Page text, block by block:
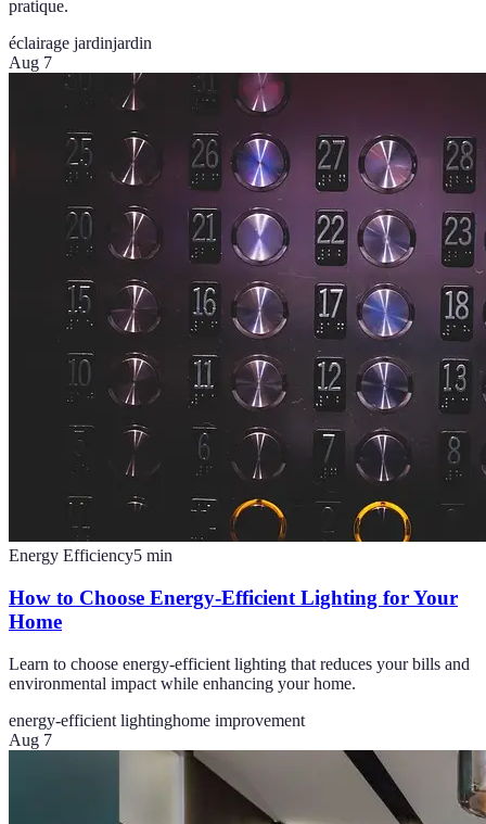
pratique.
éclairage jardinjardin
Aug 7
Energy Efficiency5 min
How to Choose Energy-Efficient Lighting for Your
Home
Learn to choose energy-efficient lighting that reduces your bills and
environmental impact while enhancing your home.
energy-efficient lightinghome improvement
Aug 7